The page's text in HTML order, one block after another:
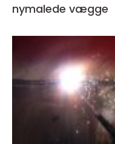
nymalede vægge